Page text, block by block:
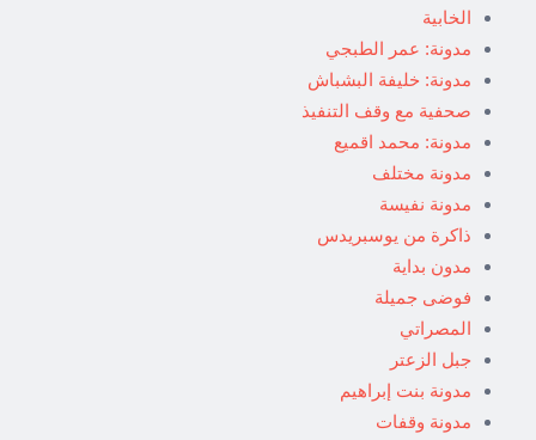
الخابية
مدونة: عمر الطبجي
مدونة: خليفة البشباش
صحفية مع وقف التنفيذ
مدونة: محمد اقميع
مدونة مختلف
مدونة نفيسة
ذاكرة من يوسبريدس
مدون بداية
فوضى جميلة
المصراتي
جبل الزعتر
مدونة بنت إبراهيم
مدونة وقفات